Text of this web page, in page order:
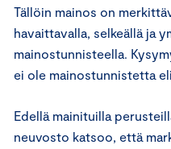
Tällöin mainos on
havaittavalla, selkeällä ja
mainostunnisteella.
ei ole mainostunnistetta
Edellä mainituilla
neuvosto katsoo, että